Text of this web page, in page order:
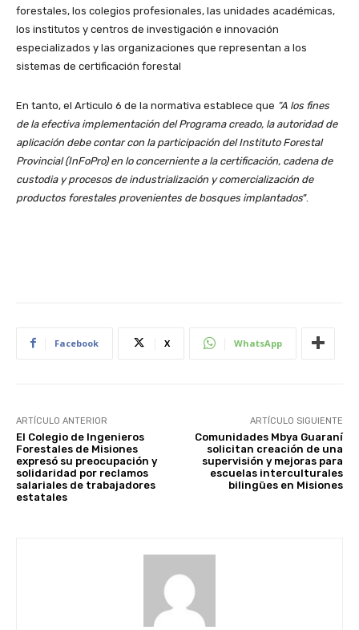
forestales, los colegios profesionales, las unidades académicas,
los institutos y centros de investigación e innovación
especializados y las organizaciones que representan a los
sistemas de certificación forestal
En tanto, el Articulo 6 de la normativa establece que “A los fines
de la efectiva implementación del Programa creado, la autoridad de
aplicación debe contar con la participación del Instituto Forestal
Provincial (InFoPro) en lo concerniente a la certificación, cadena de
custodia y procesos de industrialización y comercialización de
productos forestales provenientes de bosques implantados”.
Facebook X WhatsApp
ARTÍCULO ANTERIOR
El Colegio de Ingenieros
Forestales de Misiones
expresó su preocupación y
solidaridad por reclamos
salariales de trabajadores
estatales
ARTÍCULO SIGUIENTE
Comunidades Mbya Guaraní
solicitan creación de una
supervisión y mejoras para
escuelas interculturales
bilingües en Misiones